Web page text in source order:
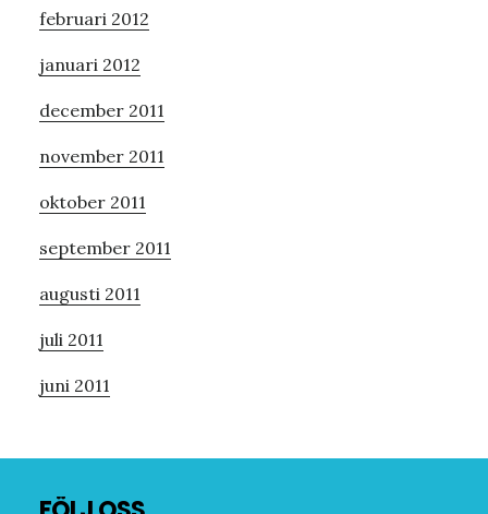
februari 2012
januari 2012
december 2011
november 2011
oktober 2011
september 2011
augusti 2011
juli 2011
juni 2011